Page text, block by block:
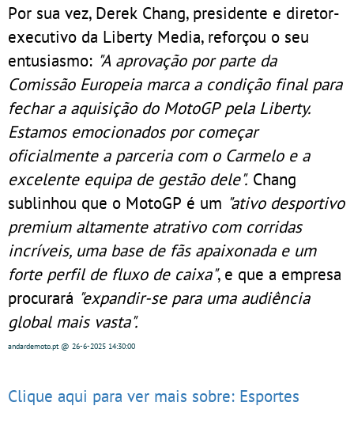
Por sua vez, Derek Chang, presidente e diretor-
executivo da Liberty Media, reforçou o seu
entusiasmo: "A aprovação por parte da
Comissão Europeia marca a condição final para
fechar a aquisição do MotoGP pela Liberty.
Estamos emocionados por começar
oficialmente a parceria com o Carmelo e a
excelente equipa de gestão dele". Chang
sublinhou que o MotoGP é um "ativo desportivo
premium altamente atrativo com corridas
incríveis, uma base de fãs apaixonada e um
forte perfil de fluxo de caixa", e que a empresa
procurará "expandir-se para uma audiência
global mais vasta".
andardemoto.pt@ 26-6-2025 14:30:00
Clique aqui para ver mais sobre: Esportes